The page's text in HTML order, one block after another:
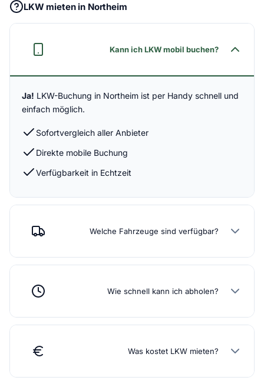
LKW mieten in Northeim
Kann ich LKW mobil buchen?
Ja! LKW-Buchung in Northeim ist per Handy schnell und
einfach möglich.
Sofortvergleich aller Anbieter
Direkte mobile Buchung
Verfügbarkeit in Echtzeit
Welche Fahrzeuge sind verfügbar?
Wie schnell kann ich abholen?
Was kostet LKW mieten?